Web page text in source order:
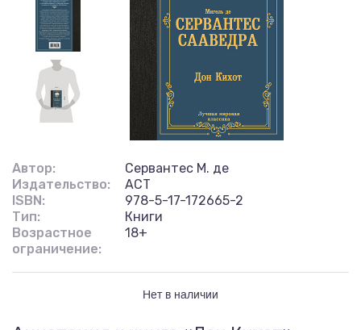
Автор:
Сервантес М. де
Издательство:
АСТ
ISBN:
978-5-17-172665-2
Тип:
Книги
Возрастное
ограничение:
18+
Нет в наличии